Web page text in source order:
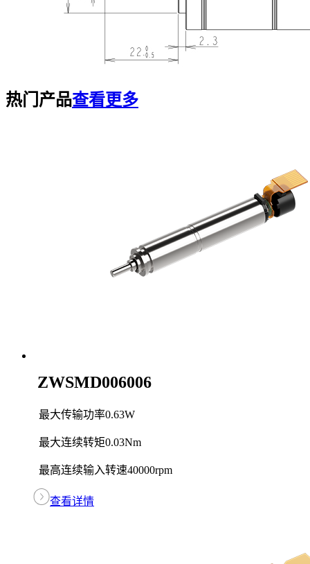
热门产品查看更多
ZWSMD006006
最大传输功率0.63W
最大连续转矩0.03Nm
最高连续输入转速40000rpm
查看详情